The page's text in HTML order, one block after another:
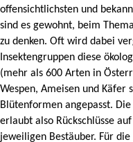
offensichtlichsten und
sind es gewohnt, beim Thema
zu denken. Oft wird dabei
Insektengruppen diese
(mehr als 600 Arten in
Wespen, Ameisen und Käfer
Blütenformen angepasst.
erlaubt also Rückschlüsse
jeweiligen Bestäuber. Für